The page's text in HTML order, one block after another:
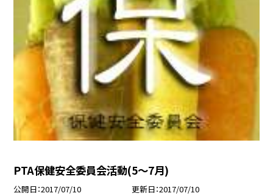
PTA保健安全委員会活動(5〜7月)
公開日 2017/07/10 更新日 2017/07/10